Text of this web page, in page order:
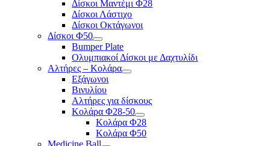
Δίσκοι Μαντέμι Φ28
Δίσκοι Λάστιχο
Δίσκοι Οκτάγωνοι
Δίσκοι Φ50
Bumper Plate
Ολυμπιακοί Δίσκοι με Δαχτυλίδι
Αλτήρες – Κολάρα
Εξάγωνοι
Βινυλίου
Αλτήρες για δίσκους
Κολάρα Φ28-50
Κολάρα Φ28
Κολάρα Φ50
Medicine Ball